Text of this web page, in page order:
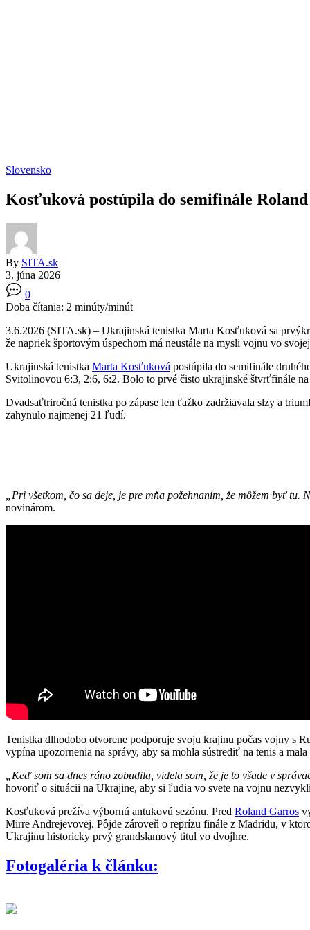
Slovensko
Kosťuková postúpila do semifinále
By SITA.sk
3. júna 2026
0
Doba čítania: 2 minúty/minút
3.6.2026 (SITA.sk) – Ukrajinská tenistka Marta Kosťuková sa
že napriek športovým úspechom má neustále na mysli vojnu vo
Ukrajinská tenistka Marta Kosťuková postúpila do semifinále
Svitolinovou 6:3, 2:6, 6:2. Bolo to prvé čisto ukrajinské štvrťfinále
Dvadsaťtriročná tenistka po zápase len ťažko zadržiavala slzy a
zahynulo najmenej 21 ľudí.
„Pri všetkom, čo sa deje, je pre mňa požehnaním, že môžem byť
novinárom.
Tenistka dlhodobo otvorene podporuje svoju krajinu počas vojny s
vypína upozornenia na správy, aby sa mohla sústrediť na tenis a
„Keď som sa dnes ráno zobudila, videla som, že je to všade v
hovoriť o situácii na Ukrajine, aby si ľudia vo svete na vojnu
Kosťuková prežíva výbornú antukovú sezónu. Pred Roland Garros
Mirre Andrejevovej. Pôjde zároveň o reprízu finále z Madridu, v
Ukrajinu historicky prvý grandslamový titul vo dvojhre.
Fotogaléria k článku: